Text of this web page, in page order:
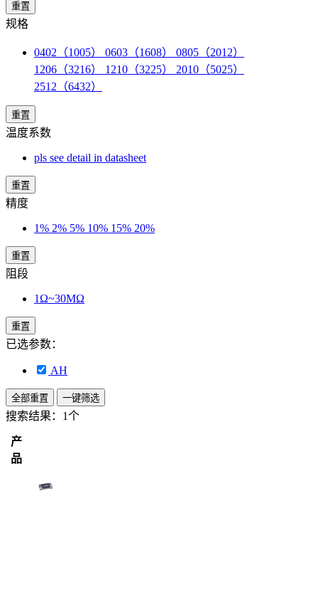
重置
规格
0402（1005） 0603（1608） 0805（2012）
1206（3216） 1210（3225） 2010（5025）
2512（6432）
重置
温度系数
pls see detail in datasheet
重置
精度
1% 2% 5% 10% 15% 20%
重置
阻段
1Ω~30MΩ
重置
已选参数：
AH
全部重置 一键筛选
搜索结果： 1个
产
品